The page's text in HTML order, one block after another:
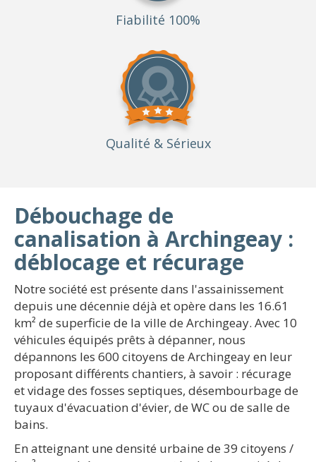
Fiabilité 100%
Qualité & Sérieux
Débouchage de
canalisation à Archingeay :
déblocage et récurage
Notre société est présente dans l'assainissement
depuis une décennie déjà et opère dans les 16.61
km² de superficie de la ville de Archingeay. Avec 10
véhicules équipés prêts à dépanner, nous
dépannons les 600 citoyens de Archingeay en leur
proposant différents chantiers, à savoir : récurage
et vidage des fosses septiques, désembourbage de
tuyaux d'évacuation d'évier, de WC ou de salle de
bains.
En atteignant une densité urbaine de 39 citoyens /